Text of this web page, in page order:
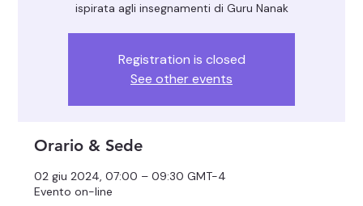
ispirata agli insegnamenti di Guru Nanak
Registration is closed
See other events
Orario & Sede
02 giu 2024, 07:00 – 09:30 GMT-4
Evento on-line